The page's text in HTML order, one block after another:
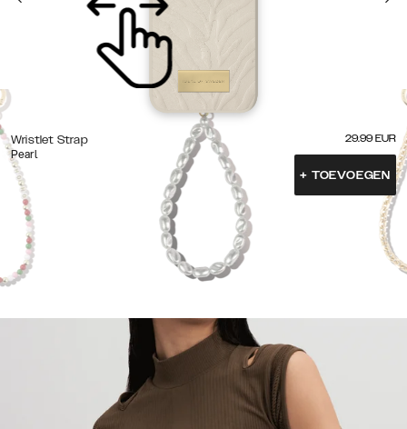
Wristlet Strap
Pearl
29.99 EUR
+ TOEVOEGEN